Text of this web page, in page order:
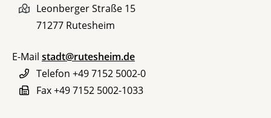
Leonberger Straße 15
71277 Rutesheim
E-Mail stadt@rutesheim.de
Telefon +49 7152 5002-0
Fax+49 7152 5002-1033